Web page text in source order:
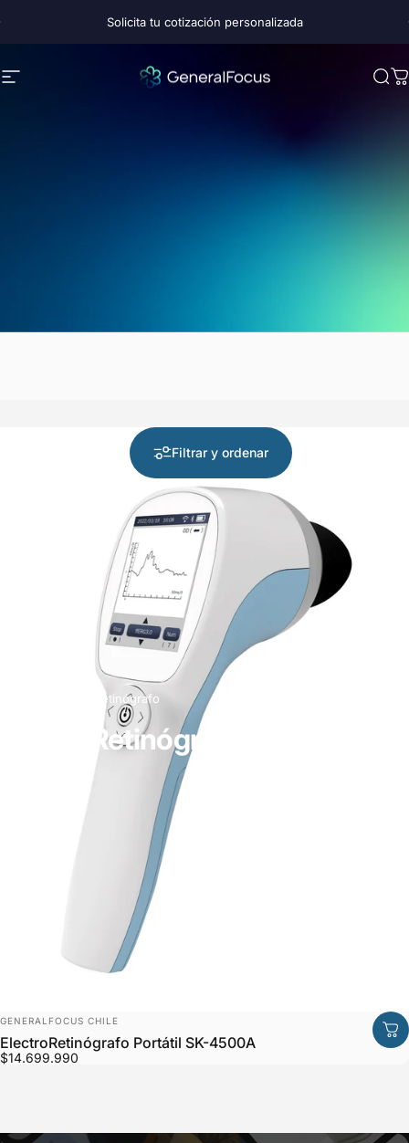
Solicita tu cotización personalizada
Navegación GeneralFocus Chile
ElectroRetinógrafo
ElectroRetinógrafo
Filtrar y ordenar
Marca:
GENERALFOCUS CHILE
ElectroRetinógrafo Portátil SK-4500A
$14.699.990